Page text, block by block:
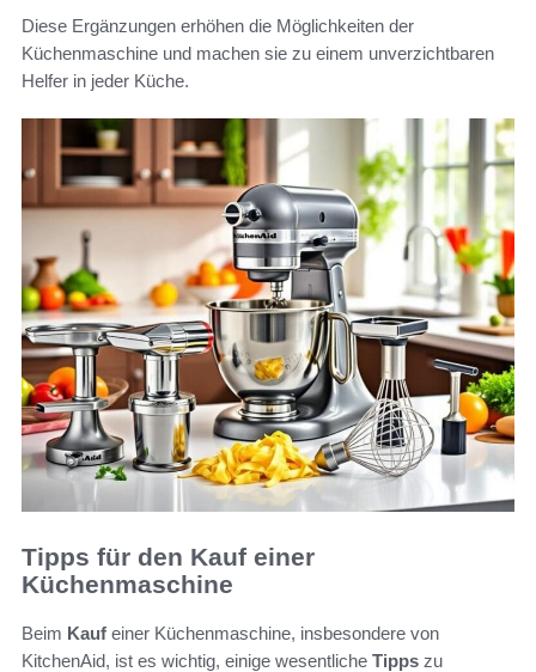
Diese Ergänzungen erhöhen die Möglichkeiten der
Küchenmaschine und machen sie zu einem unverzichtbaren
Helfer in jeder Küche.
Tipps für den Kauf einer
Küchenmaschine
Beim Kauf einer Küchenmaschine, insbesondere von
KitchenAid, ist es wichtig, einige wesentliche Tipps zu